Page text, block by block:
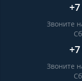
Звоните
Звоните